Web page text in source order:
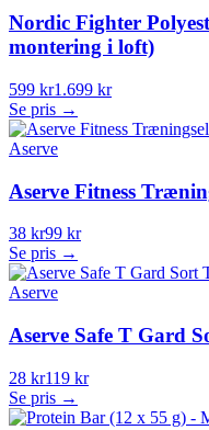
Nordic Fighter
montering i loft)
599 kr1.699 kr
Se pris →
Aserve
Aserve Fitness
38 kr99 kr
Se pris →
Aserve
Aserve Safe T Gard
28 kr119 kr
Se pris →